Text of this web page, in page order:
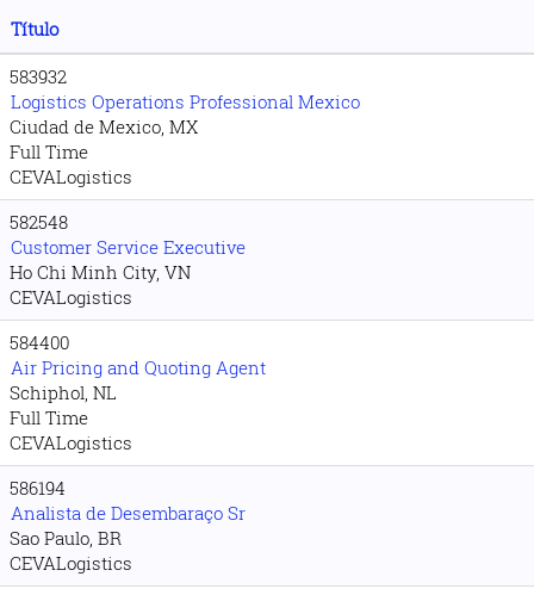
Título
583932
Logistics Operations Professional Mexico
Ciudad de Mexico, MX
Full Time
CEVALogistics
582548
Customer Service Executive
Ho Chi Minh City, VN
CEVALogistics
584400
Air Pricing and Quoting Agent
Schiphol, NL
Full Time
CEVALogistics
586194
Analista de Desembaraço Sr
Sao Paulo, BR
CEVALogistics